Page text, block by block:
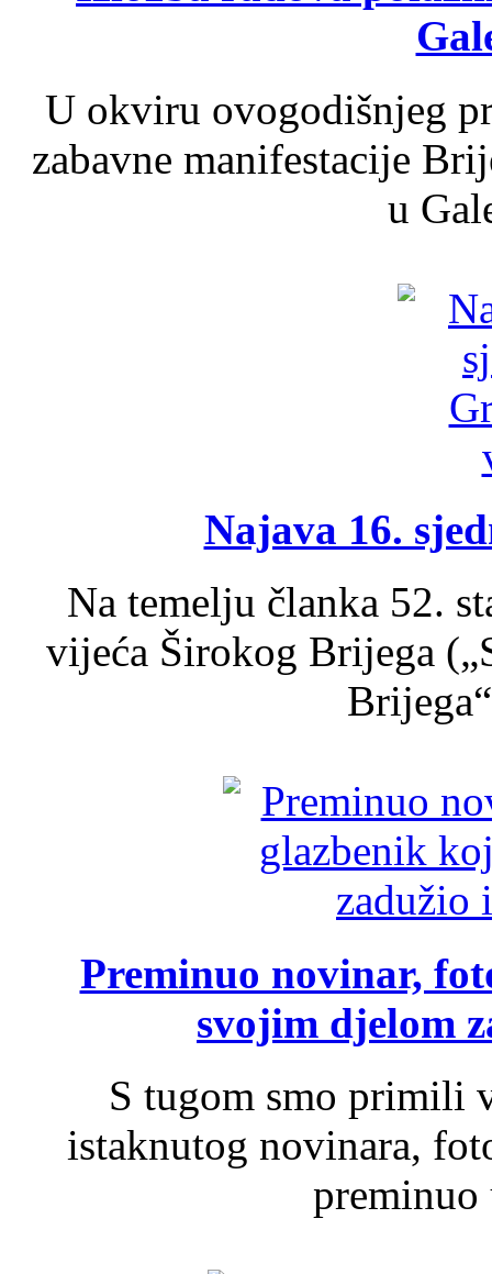
U okviru ovogodišnjeg
zabavne manifestacije
u
Najava 16.
Na temelju članka 52.
vijeća Širokog Brijega
Preminuo novinar,
svojim djelom
S tugom smo primili
istaknutog novinara,